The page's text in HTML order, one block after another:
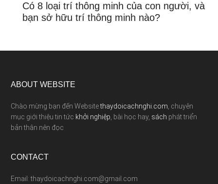
Có 8 loại trí thông minh của con người, và
bạn sở hữu trí thông minh nào?
ABOUT WEBSITE
Chào mừng bạn đến Websitethaydoicachnghi.com , chuyên
mục giới thiệu tin tức khởi nghiệp , bài học hay, sách phát triển
bản thân nên đọc
CONTACT
Email: thaydoicachnghi.com@gmail.com